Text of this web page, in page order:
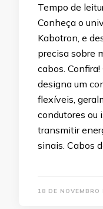
Tempo de
Conheça o
Kabotron, e
precisa sobre
cabos.
designa um
flexíveis,
condutores ou
transmitir
sinais. Cabos
18 DE NOVEMBRO